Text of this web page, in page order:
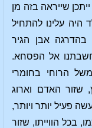
שייראה בזה מן
עלינו להתחיל
בהדרגה אבן הגיר
אל הפסחא.
הרוחי בחומרי
שזור האדם וארוג
פעיל יותר ויותר,
בכל הווייתו, שזור